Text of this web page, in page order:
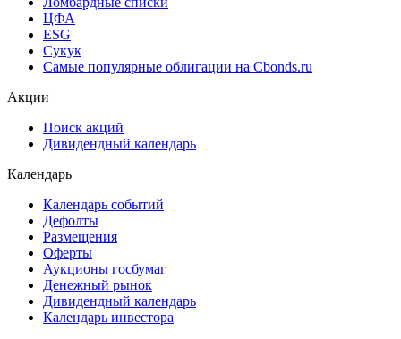
ЦФА
ESG
Сукук
Самые популярные облигации на Cbonds.ru
Акции
Поиск акций
Дивидендный календарь
Календарь
Календарь событий
Дефолты
Размещения
Оферты
Аукционы госбумаг
Денежный рынок
Дивидендный календарь
Календарь инвестора